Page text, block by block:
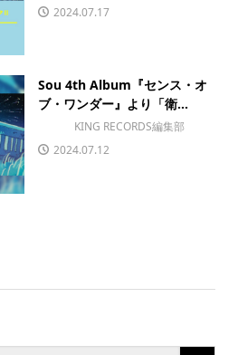
2024.07.17
Sou 4th Album『センス・オ
ブ・ワンダー』より「衛...
KING RECORDS編集部
2024.07.12